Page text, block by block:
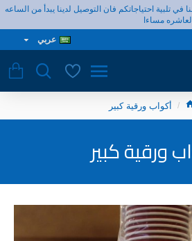
في تلبية احتياجاتكم فان التوصيل لدينا يبدأ من الساعه
مساءا
عربي
أكواب ورقية كبير
ورقية كبير